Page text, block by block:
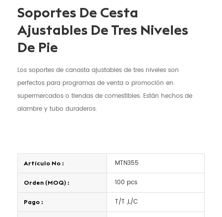
Soportes De Cesta
Ajustables De Tres Niveles
De Pie
Los soportes de canasta ajustables de tres niveles son
perfectos para programas de venta o promoción en
supermercados o tiendas de comestibles. Están hechos de
alambre y tubo duraderos.
Artículo No : MTN355
Orden (MOQ) : 100 pcs
Pago : T/T ,L/C